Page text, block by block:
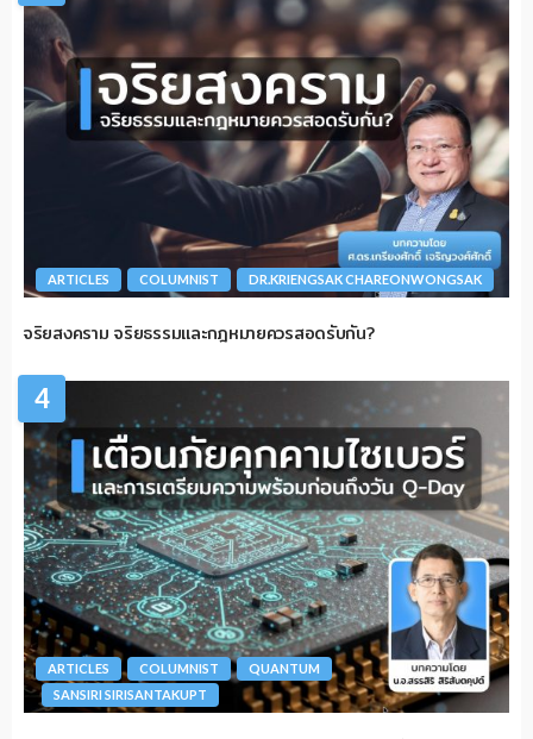
ARTICLES COLUMNIST DR.KRIENGSAK CHAREONWONGSAK
จริยสงคราม จริยธรรมและกฎหมายควรสอดรับกัน?
4
ARTICLES COLUMNIST
QUANTUM
SANSIRI SIRISANTAKUPT